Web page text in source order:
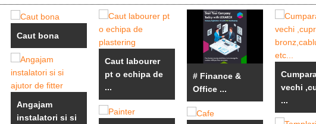
Caut bona
Angajam
instalatori si si
Caut labourer
pt o echipa de
...
# Finance &
Office ...
vechi
...